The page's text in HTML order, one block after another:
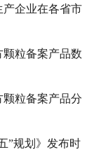
产企业在各省市
颗粒备案产品数
颗粒备案产品分
”规划》发布时